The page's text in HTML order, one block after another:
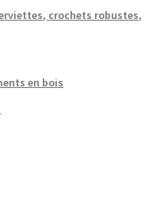
crochets robustes,
en bois